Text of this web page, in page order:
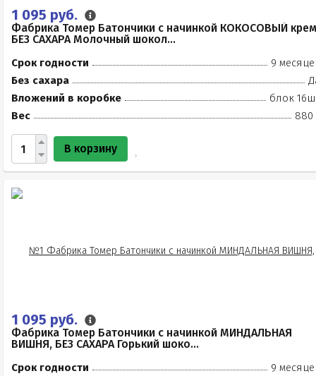
1 095 руб.
Фабрика Томер Батончики с начинкой КОКОСОВЫЙ
БЕЗ САХАРА Молочный шокол...
Срок годности
9
Без сахара
Вложений в коробке
блок
Вес
880
В корзину
1 095 руб.
Фабрика Томер Батончики с начинкой МИНДАЛЬНАЯ
ВИШНЯ, БЕЗ САХАРА Горький шоко...
Срок годности
9